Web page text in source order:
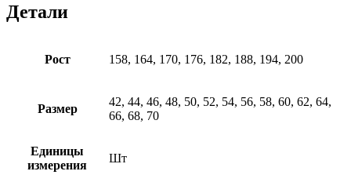
Детали
Рост 158, 164, 170, 176, 182, 188, 194, 200
Размер
42, 44, 46, 48, 50, 52, 54, 56, 58, 60, 62, 64,
66, 68, 70
Единицы
измерения
Шт